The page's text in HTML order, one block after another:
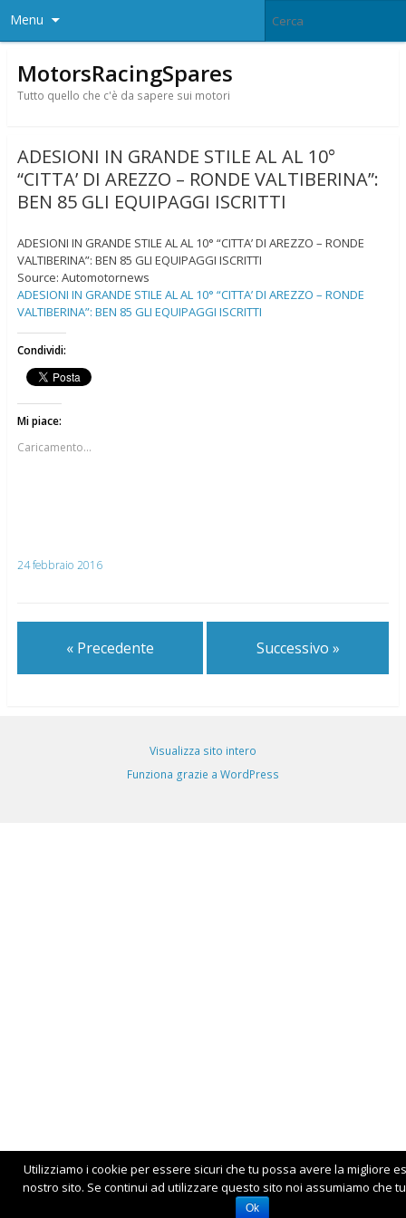
Menu
MotorsRacingSpares
Tutto quello che c'è da sapere sui motori
ADESIONI IN GRANDE STILE AL AL 10°
“CITTA’ DI AREZZO – RONDE VALTIBERINA”:
BEN 85 GLI EQUIPAGGI ISCRITTI
ADESIONI IN GRANDE STILE AL AL 10° “CITTA’ DI AREZZO – RONDE
VALTIBERINA”: BEN 85 GLI EQUIPAGGI ISCRITTI
Source: Automotornews
ADESIONI IN GRANDE STILE AL AL 10° “CITTA’ DI AREZZO – RONDE
VALTIBERINA”: BEN 85 GLI EQUIPAGGI ISCRITTI
Condividi:
Mi piace:
Caricamento...
24 febbraio 2016
« Precedente Successivo »
Visualizza sito intero
Funziona grazie a WordPress
Utilizziamo i cookie per essere sicuri che tu possa avere la migliore
nostro sito. Se continui ad utilizzare questo sito noi assumiamo che
Ok